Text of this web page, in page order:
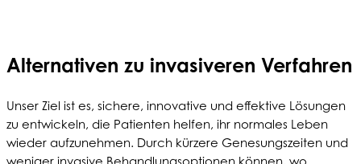
Alternativen zu invasiveren Verfahren
Unser Ziel ist es, sichere, innovative und effektive Lösungen
zu entwickeln, die Patienten helfen, ihr normales Leben
wieder aufzunehmen. Durch kürzere Genesungszeiten und